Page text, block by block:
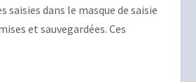
saisies dans le masque de saisie
et sauvegardées. Ces